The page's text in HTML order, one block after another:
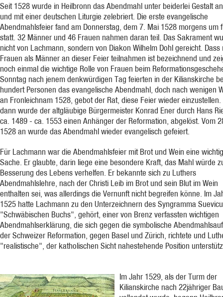
Seit 1528 wurde in Heilbronn das Abendmahl unter beiderlei Gestalt
und mit einer deutschen Liturgie zelebriert. Die erste evangelische
Abendmahlsfeier fand am Donnerstag, dem 7. Mai 1528 morgens um
statt. 32 Männer und 46 Frauen nahmen daran teil. Das Sakrament
nicht von Lachmann, sondern von Diakon Wilhelm Dohl gereicht. Dass
Frauen als Männer an dieser Feier teilnahmen ist bezeichnend und
noch einmal die wichtige Rolle von Frauen beim
Sonntag nach jenem denkwürdigen Tag feierten in der Kilianskirche
hundert Personen das evangelische Abendmahl, doch nach wenigen
an Fronleichnam 1528, gebot der Rat, diese Feier wieder einzustellen.
dann wurde der altgläubige Bürgermeister Konrad Ener durch Hans
ca. 1489 - ca. 1553 einen Anhänger der Reformation, abgelöst. Vom
1528 an wurde das Abendmahl wieder evangelisch gefeiert.
Für Lachmann war die Abendmahlsfeier mit Brot und Wein eine
Sache. Er glaubte, darin liege eine besondere Kraft, das Mahl würde
Besserung des Lebens verhelfen. Er bekannte sich zu Luthers
Abendmahlslehre, nach der Christi Leib im Brot und sein Blut im Wein
enthalten sei, was allerdings die Vernunft nicht begreifen könne. Im
1525 hatte Lachmann zu den Unterzeichnern des Syngramma
"Schwäbischen Buchs", gehört, einer von Brenz verfassten wichtigen
Abendmahlserklärung, die sich gegen die symbolische
der Schweizer Reformation, gegen Basel und Zürich, richtete und
"realistische", der katholischen Sicht nahestehende Position
Im Jahr 1529, als der Turm der
Kilianskirche nach 22jähriger